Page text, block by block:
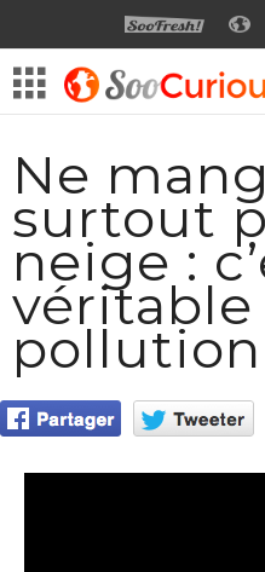
Ne
surtout
neige :
véritable
pollution